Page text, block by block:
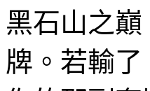
黑石山之
牌。若輸